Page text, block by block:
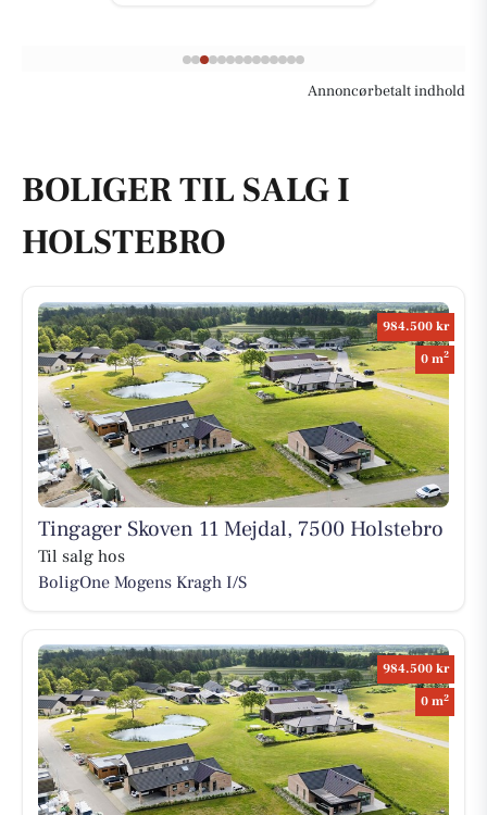
Annoncørbetalt indhold
BOLIGER TIL SALG I
HOLSTEBRO
984.500 kr
0 m2
Tingager Skoven 11 Mejdal, 7500 Holstebro
Til salg hos
BoligOne Mogens Kragh I/S
984.500 kr
0 m2